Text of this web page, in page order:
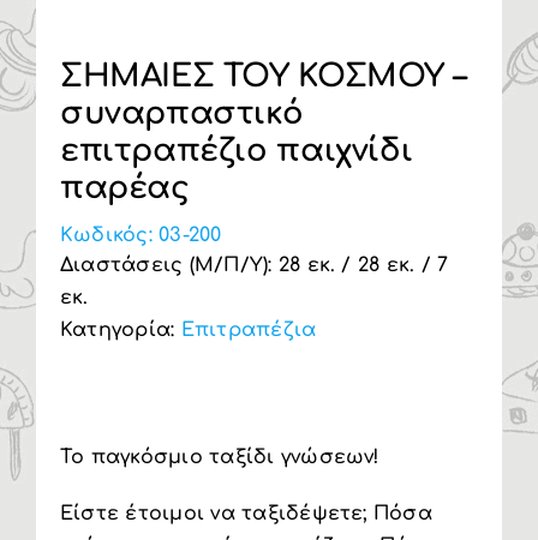
ΕΠΙΚΟΙΝΩΝΙΑ
Υπηρεσία Β2Β
ΣΗΜΑΙΕΣ ΤΟΥ ΚΟΣΜΟΥ –
συναρπαστικό
επιτραπέζιο παιχνίδι
παρέας
Κωδικός:03-200
Διαστάσεις (Μ/Π/Υ): 28 εκ. / 28 εκ. / 7
εκ.
Κατηγορία: Επιτραπέζια
Το παγκόσμιο ταξίδι γνώσεων!
Είστε έτοιμοι να ταξιδέψετε; Πόσα